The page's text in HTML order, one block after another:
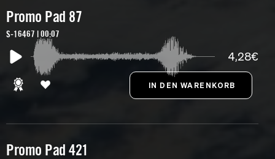
Promo Pad 87
S-16467 | 00:07
4,28€
Promo Pad 421